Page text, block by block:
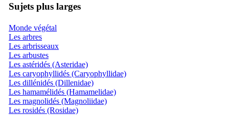
Sujets plus larges
Monde végétal
Les arbres
Les arbrisseaux
Les arbustes
Les astéridés (Asteridae)
Les caryophyllidés (Caryophyllidae)
Les dillénidés (Dillenidae)
Les hamamélidés (Hamamelidae)
Les magnolidés (Magnoliidae)
Les rosidés (Rosidae)